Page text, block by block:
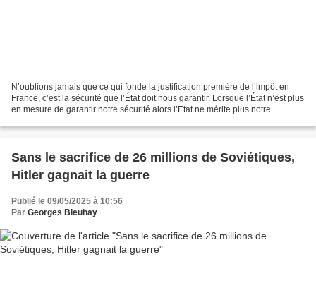
N’oublions jamais que ce qui fonde la justification première de l’impôt en
France, c’est la sécurité que l’État doit nous garantir. Lorsque l’État n’est plus
en mesure de garantir notre sécurité alors l’Etat ne mérite plus notre
Sans le sacrifice de 26 millions de Soviétiques,
Hitler gagnait la guerre
Publié le 09/05/2025 à 10:56
Par Georges Bleuhay